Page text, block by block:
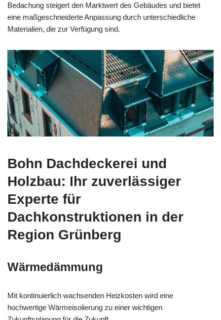
Bedachung steigert den Marktwert des Gebäudes und bietet
eine maßgeschneiderte Anpassung durch unterschiedliche
Materialien, die zur Verfügung sind.
Bohn Dachdeckerei und
Holzbau: Ihr zuverlässiger
Experte für
Dachkonstruktionen in der
Region Grünberg
Wärmedämmung
Mit kontinuierlich wachsenden Heizkosten wird eine
hochwertige Wärmeisolierung zu einer wichtigen